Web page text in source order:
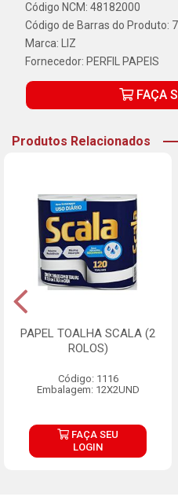
Código NCM: 48182000
Código de Barras do Produto:
Marca: LIZ
Fornecedor: PERFIL PAPEIS
FAÇA
Produtos Relacionados
PAPEL TOALHA SCALA (2
ROLOS)
Código: 1116
Embalagem: 12X2UND
FAÇA SEU
LOGIN